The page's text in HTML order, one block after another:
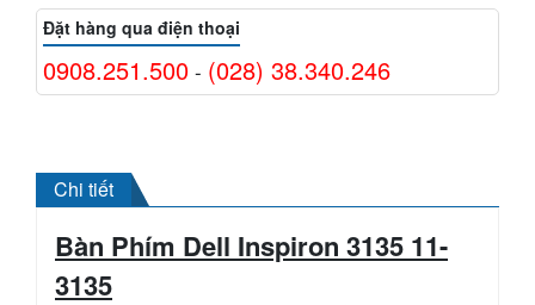
Đặt hàng qua điện thoại
0908.251.500 - (028) 38.340.246
Chi tiết
Bàn Phím Dell Inspiron 3135 11-
3135